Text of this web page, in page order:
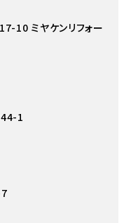
10 ミヤケンリフォー
1